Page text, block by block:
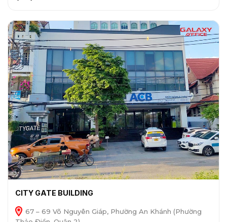
CITY GATE BUILDING
67 – 69 Võ Nguyên Giáp, Phường An Khánh (Phường